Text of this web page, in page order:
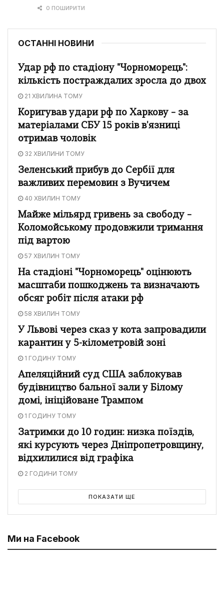
0 ПОШИРИТИ
ОСТАННІ НОВИНИ
Удар рф по стадіону "Чорноморець":
кількість постраждалих зросла до двох
21 ХВИЛИНА ТОМУ
Коригував удари рф по Харкову – за
матеріалами СБУ 15 років в'язниці
отримав чоловік
32 ХВИЛИНИ ТОМУ
Зеленський прибув до Сербії для
важливих перемовин з Вучичем
40 ХВИЛИН ТОМУ
Майже мільярд гривень за свободу –
Коломойському продовжили тримання
під вартою
57 ХВИЛИН ТОМУ
На стадіоні "Чорноморець" оцінюють
масштаби пошкоджень та визначають
обсяг робіт після атаки рф
58 ХВИЛИН ТОМУ
У Львові через сказ у кота запровадили
карантин у 5-кілометровій зоні
1 ГОДИНУ ТОМУ
Апеляційний суд США заблокував
будівництво бальної зали у Білому
домі, ініційоване Трампом
1 ГОДИНУ ТОМУ
Затримки до 10 годин: низка поїздів,
які курсують через Дніпропетровщину,
відхилилися від графіка
2 ГОДИНИ ТОМУ
ПОКАЗАТИ ЩЕ
Ми на Facebook